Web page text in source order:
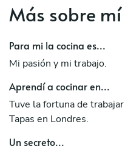
Más sobre mí
Para mi la cocina es...
Mi pasión y mi trabajo.
Aprendí a cocinar en...
Tuve la fortuna de
Tapas en Londres.
Un secreto...